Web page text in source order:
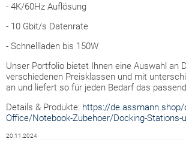
- 4K/60Hz Auflösung
- 10 Gbit/s Datenrate
- Schnellladen bis 150W
Unser Portfolio bietet Ihnen eine Auswahl an
verschiedenen Preisklassen und mit
an und liefert so für jeden Bedarf das
Details & Produkte: https://
Office/Notebook-Zubehoer/Docking-Stations-
20.11.2024